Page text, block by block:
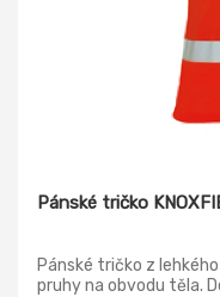
Pánské tričko
Pánské tričko z
pruhy na obvodu těla.